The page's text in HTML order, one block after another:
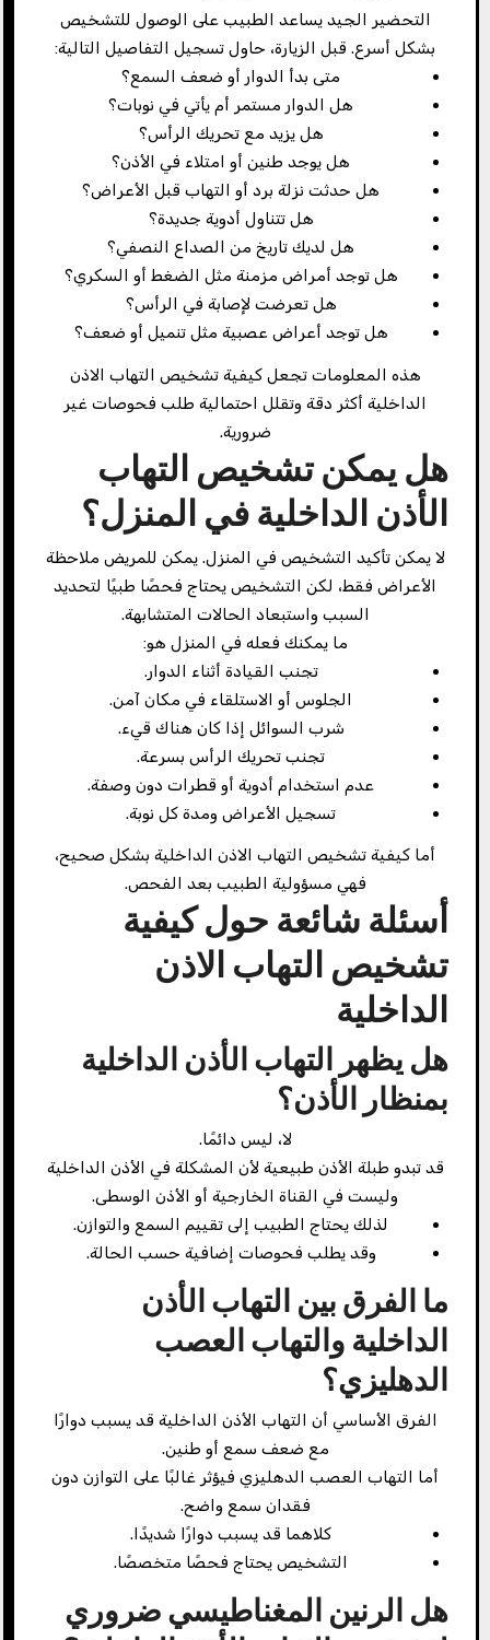
التحضير الجيد يساعد الطبيب على الوصول للتشخيص
بشكل أسرع. قبل الزيارة، حاول تسجيل التفاصيل التالية:
متى بدأ الدوار أو ضعف السمع؟
هل الدوار مستمر أم يأتي في نوبات؟
هل يزيد مع تحريك الرأس؟
هل يوجد طنين أو امتلاء في الأذن؟
هل حدثت نزلة برد أو التهاب قبل الأعراض؟
هل تتناول أدوية جديدة؟
هل لديك تاريخ من الصداع النصفي؟
هل توجد أمراض مزمنة مثل الضغط أو السكري؟
هل تعرضت لإصابة في الرأس؟
هل توجد أعراض عصبية مثل تنميل أو ضعف؟
هذه المعلومات تجعل كيفية تشخيص التهاب الاذن
الداخلية أكثر دقة وتقلل احتمالية طلب فحوصات غير
ضرورية.
هل يمكن تشخيص التهاب
الأذن الداخلية في المنزل؟
لا يمكن تأكيد التشخيص في المنزل. يمكن للمريض ملاحظة
الأعراض فقط، لكن التشخيص يحتاج فحصًا طبيًا لتحديد
السبب واستبعاد الحالات المتشابهة.
ما يمكنك فعله في المنزل هو:
تجنب القيادة أثناء الدوار.
الجلوس أو الاستلقاء في مكان آمن.
شرب السوائل إذا كان هناك قيء.
تجنب تحريك الرأس بسرعة.
عدم استخدام أدوية أو قطرات دون وصفة.
تسجيل الأعراض ومدة كل نوبة.
أما كيفية تشخيص التهاب الاذن الداخلية بشكل صحيح،
فهي مسؤولية الطبيب بعد الفحص.
أسئلة شائعة حول كيفية
تشخيص التهاب الاذن
الداخلية
هل يظهر التهاب الأذن الداخلية
بمنظار الأذن؟
لا، ليس دائمًا.
قد تبدو طبلة الأذن طبيعية لأن المشكلة في الأذن الداخلية
وليست في القناة الخارجية أو الأذن الوسطى.
لذلك يحتاج الطبيب إلى تقييم السمع والتوازن.
وقد يطلب فحوصات إضافية حسب الحالة.
ما الفرق بين التهاب الأذن
الداخلية والتهاب العصب
الدهليزي؟
الفرق الأساسي أن التهاب الأذن الداخلية قد يسبب دوارًا
مع ضعف سمع أو طنين.
أما التهاب العصب الدهليزي فيؤثر غالبًا على التوازن دون
فقدان سمع واضح.
كلاهما قد يسبب دوارًا شديدًا.
التشخيص يحتاج فحصًا متخصصًا.
هل الرنين المغناطيسي ضروري